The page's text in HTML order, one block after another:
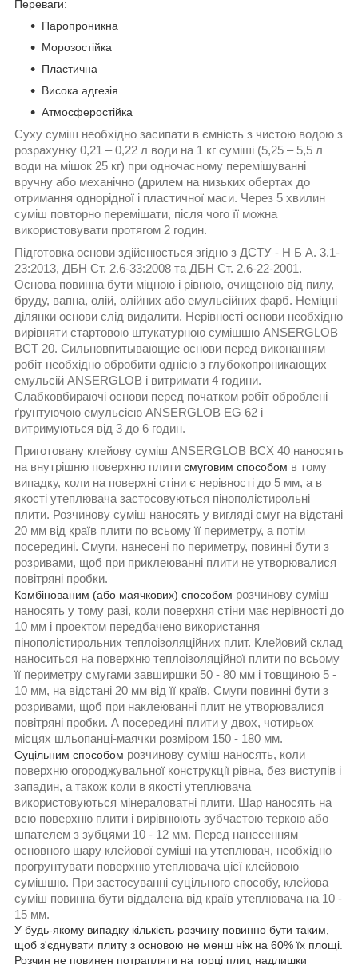
Переваги:
Паропроникна
Морозостійка
Пластична
Висока адгезія
Атмосферостійка
Суху суміш необхідно засипати в ємність з чистою водою з
розрахунку 0,21 – 0,22 л води на 1 кг суміші (5,25 – 5,5 л
води на мішок 25 кг) при одночасному перемішуванні
вручну або механічно (дрилем на низьких обертах до
отримання однорідної і пластичної маси. Через 5 хвилин
суміш повторно перемішати, після чого її можна
використовувати протягом 2 годин.
Підготовка основи здійснюється згідно з ДСТУ - Н Б А. 3.1-
23:2013, ДБН Ст. 2.6-33:2008 та ДБН Ст. 2.6-22-2001.
Основа повинна бути міцною і рівною, очищеною від пилу,
бруду, вапна, олій, олійних або емульсійних фарб. Неміцні
ділянки основи слід видалити. Нерівності основи необхідно
вирівняти стартовою штукатурною сумішшю ANSERGLOB
BCT 20. Сильновпитывающие основи перед виконанням
робіт необхідно обробити однією з глубокопроникающих
емульсій ANSERGLOB і витримати 4 години.
Слабковбираючі основи перед початком робіт оброблені
ґрунтуючою емульсією ANSERGLOB EG 62 і
витримуються від 3 до 6 годин.
Приготовану клейову суміш ANSERGLOB BCX 40 наносять
на внутрішню поверхню плити смуговим способом в тому
випадку, коли на поверхні стіни є нерівності до 5 мм, а в
якості утеплювача застосовуються пінополістирольні
плити. Розчинову суміш наносять у вигляді смуг на відстані
20 мм від країв плити по всьому її периметру, а потім
посередині. Смуги, нанесені по периметру, повинні бути з
розривами, щоб при приклеюванні плити не утворювалися
повітряні пробки.
Комбінованим (або маячкових) способом розчинову суміш
наносять у тому разі, коли поверхня стіни має нерівності до
10 мм і проектом передбачено використання
пінополістирольних теплоізоляційних плит. Клейовий склад
наноситься на поверхню теплоізоляційної плити по всьому
її периметру смугами завширшки 50 - 80 мм і товщиною 5 -
10 мм, на відстані 20 мм від її країв. Смуги повинні бути з
розривами, щоб при наклеюванні плит не утворювалися
повітряні пробки. А посередині плити у двох, чотирьох
місцях шльопанці-маячки розміром 150 - 180 мм.
Суцільним способом розчинову суміш наносять, коли
поверхню огороджувальної конструкції рівна, без виступів і
западин, а також коли в якості утеплювача
використовуються мінераловатні плити. Шар наносять на
всю поверхню плити і вирівнюють зубчастою теркою або
шпателем з зубцями 10 - 12 мм. Перед нанесенням
основного шару клейової суміші на утеплювач, необхідно
прогрунтувати поверхню утеплювача цієї клейовою
сумішшю. При застосуванні суцільного способу, клейова
суміш повинна бути віддалена від країв утеплювача на 10 -
15 мм.
У будь-якому випадку кількість розчину повинно бути таким,
щоб з'єднувати плиту з основою не менш ніж на 60% їх площі.
Розчин не повинен потрапляти на торці плит, надлишки